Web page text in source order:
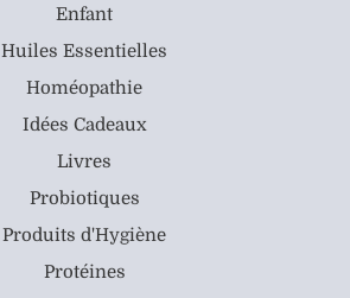
Enfant
Huiles Essentielles
Homéopathie
Idées Cadeaux
Livres
Probiotiques
Produits d'Hygiène
Protéines